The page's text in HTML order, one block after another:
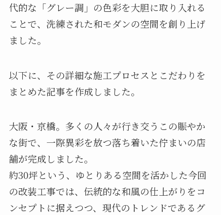
代的な「グレー調」の色彩を大胆に取り入れる
ことで、洗練された和モダンの空間を創り上げ
ました。
以下に、その詳細な施工プロセスとこだわりを
まとめた記事を作成しました。
大阪・京橋。多くの人々が行き交うこの賑やか
な街で、一際異彩を放つ落ち着いた佇まいの店
舗が完成しました。
約30坪という、ゆとりある空間を活かした今回
の改装工事では、伝統的な和風の仕上がりをコ
ンセプトに据えつつ、現代のトレンドであるグ